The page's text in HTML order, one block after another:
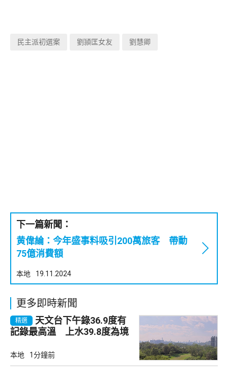
民主派初選案 劉頴匡女友 劉慧卿
下一篇新聞：
黄偉綸：今年盛事料吸引200萬旅客 帶動
75億消費額
本地 19.11.2024
更多即時新聞
精選
天文台下午錄36.9度有
記錄最高溫 上水39.8度為境
本地 1分鐘前